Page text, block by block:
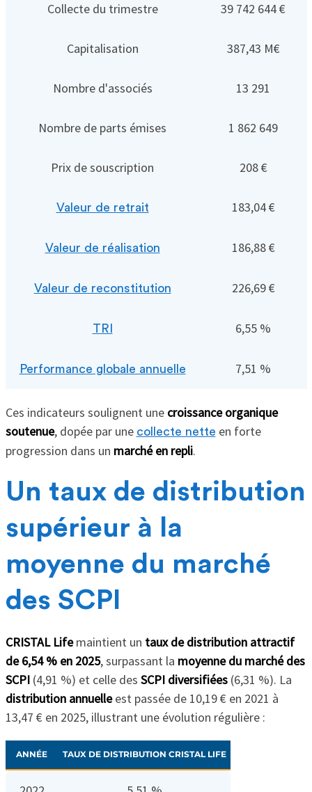
Collecte du trimestre 39 742 644 €
Capitalisation 387,43 M€
Nombre d'associés 13 291
Nombre de parts émises 1 862 649
Prix de souscription 208 €
Valeur de retrait 183,04 €
Valeur de réalisation 186,88 €
Valeur de reconstitution 226,69 €
TRI 6,55 %
Performance globale annuelle 7,51 %
Ces indicateurs soulignent une croissance organique
soutenue, dopée par une collecte nette en forte
progression dans un marché en repli.
Un taux de distribution
supérieur à la
moyenne du marché
des SCPI
CRISTAL Lifemaintient un taux de distribution attractif
de 6,54 % en 2025, surpassant la moyenne du marché des
SCPI(4,91 %) et celle des SCPI diversifiées(6,31 %). La
distribution annuelleest passée de 10,19 € en 2021 à
13,47 € en 2025, illustrant une évolution régulière :
ANNÉE TAUX DE DISTRIBUTION CRISTAL LIFE